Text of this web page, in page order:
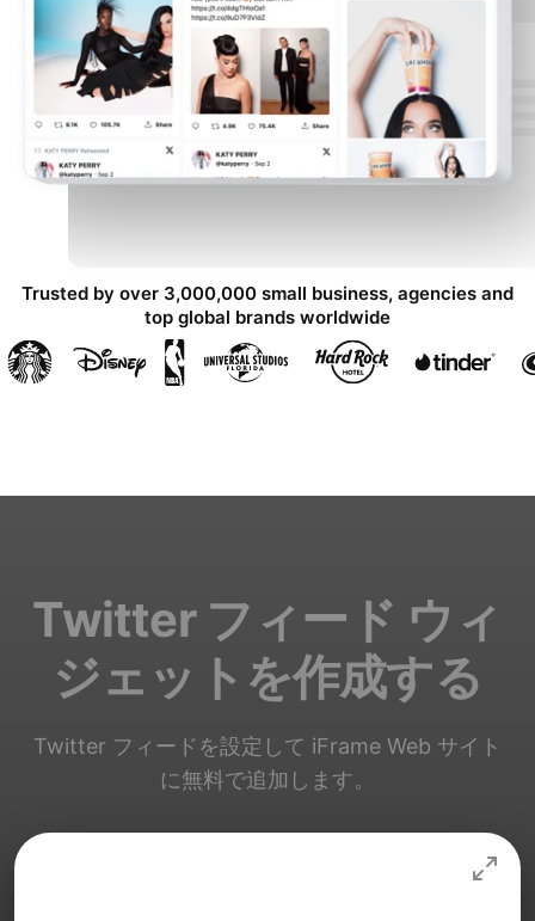
Trusted by over 3,000,000 small business, agencies and
top global brands worldwide
Twitter フィード ウィ
ジェットを作成する
Twitter フィードを設定して iFrame Web サイト
に無料で追加します。